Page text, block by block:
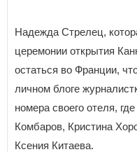
Надежда Стрелец,
церемонии открытия
остаться во Франции,
личном блоге
номера своего отеля,
Комбаров, Кристина
Ксения Китаева.